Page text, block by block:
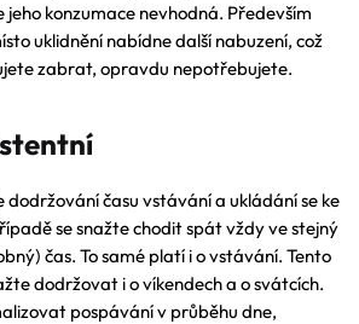
jeho konzumace nevhodná. Především
uklidnění nabídne další nabuzení, což
zabrat, opravdu nepotřebujete.
dodržování času vstávání a ukládání se ke
se snažte chodit spát vždy ve stejný
čas. To samé platí i o vstávání. Tento
dodržovat i o víkendech a o svátcích.
pospávání v průběhu dne,